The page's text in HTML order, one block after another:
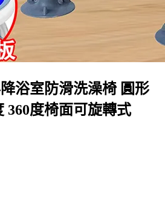
浴室防滑洗澡椅 圓形
360度椅面可旋轉式